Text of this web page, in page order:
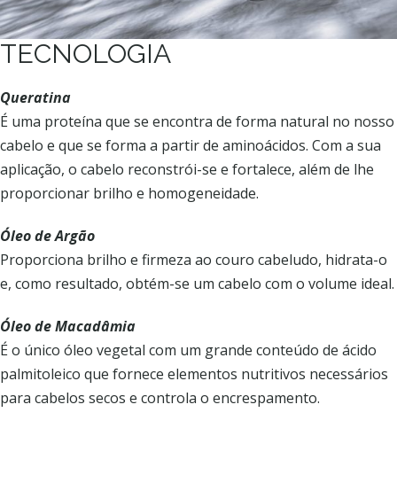
TECNOLOGIA
Queratina
É uma proteína que se encontra de forma natural no nosso
cabelo e que se forma a partir de aminoácidos. Com a sua
aplicação, o cabelo reconstrói-se e fortalece, além de lhe
proporcionar brilho e homogeneidade.
Óleo de Argão
Proporciona brilho e firmeza ao couro cabeludo, hidrata-o
e, como resultado, obtém-se um cabelo com o volume ideal.
Óleo de Macadâmia
É o único óleo vegetal com um grande conteúdo de ácido
palmitoleico que fornece elementos nutritivos necessários
para cabelos secos e controla o encrespamento.